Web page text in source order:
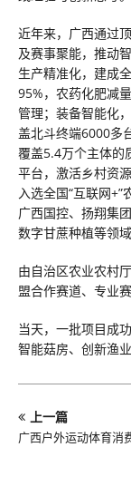
近年来，广西通过
及赛事聚能，推动
生产精准化，建成
95%，农药化肥减
管理；装备智能化
盖北斗终端6000多
覆盖5.4万个主体的
平台，激活乡村资
入选全国“互联网+”
广西国控、扬翔集
数字甘蔗种植等领域
由自治区农业农村
盟合作赛道、专业
当天，一批项目成
智能菇房、创新渔
上一篇
广西户外运动体育消